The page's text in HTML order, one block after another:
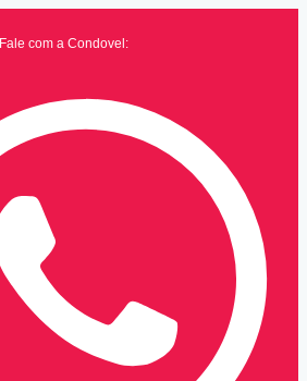
Fale com a Condovel: